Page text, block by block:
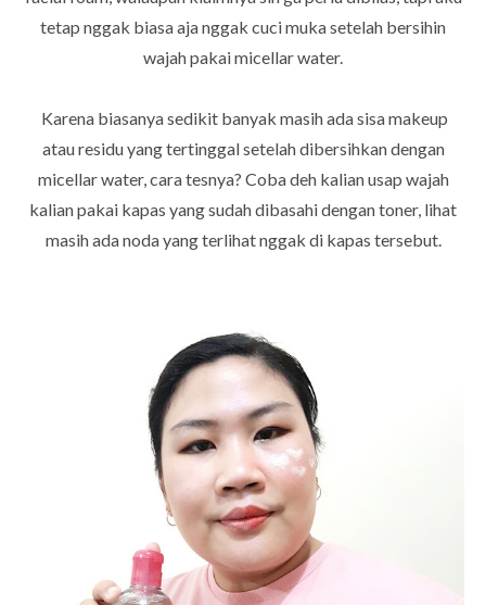
tetap nggak biasa aja nggak cuci muka setelah bersihin
wajah pakai micellar water.
Karena biasanya sedikit banyak masih ada sisa makeup
atau residu yang tertinggal setelah dibersihkan dengan
micellar water, cara tesnya? Coba deh kalian usap wajah
kalian pakai kapas yang sudah dibasahi dengan toner, lihat
masih ada noda yang terlihat nggak di kapas tersebut.